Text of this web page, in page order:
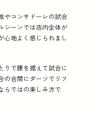
やコンサドーレの試合
シーンでは店内全体が
心地よく感じられまし
りで腰を据えて試合に
の合間にダーツでリフ
らではの楽しみ方で